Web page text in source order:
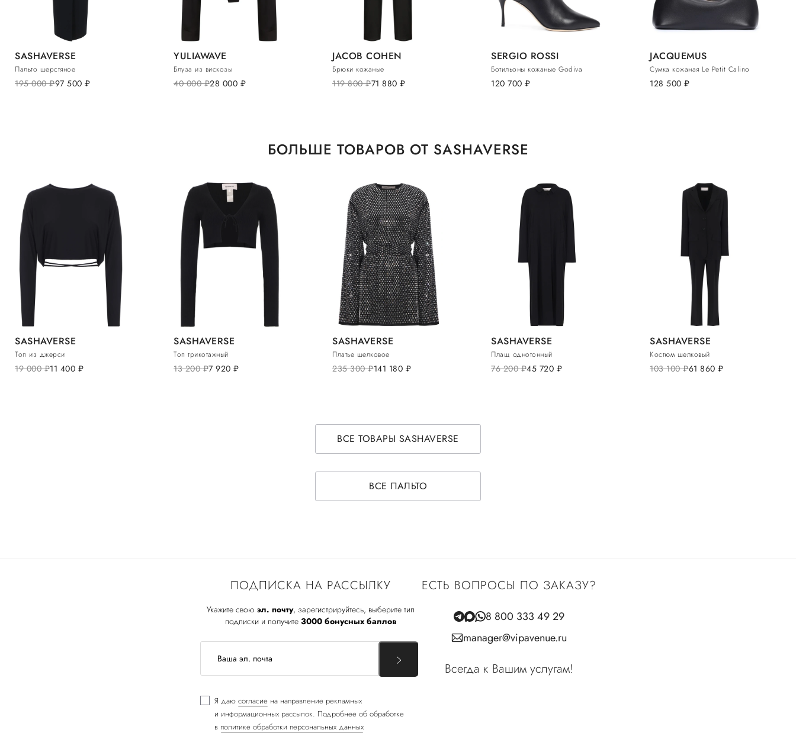
SASHAVERSE
Пальто шерстяное
195 000руб.97 500 руб.
YULIAWAVE
Блуза из вискозы
40 000руб.28 000 руб.
JACOB COHEN
Брюки кожаные
119 800руб.71 880 руб.
SERGIO ROSSI
Ботильоны кожаные Godiva
120 700 руб.
JACQUEMUS
Сумка кожаная Le Petit Calino
128 500 руб.
БОЛЬШЕ ТОВАРОВ ОТ SASHAVERSE
SASHAVERSE
Топ из джерси
19 000руб.11 400 руб.
SASHAVERSE
Топ трикотажный
13 200руб.7 920 руб.
SASHAVERSE
Платье шелковое
235 300руб.141 180 руб.
SASHAVERSE
Плащ однотонный
76 200руб.45 720 руб.
SASHAVERSE
Костюм шелковый
103 100руб.61 860 руб.
ВСЕ ТОВАРЫ SASHAVERSE
ВСЕ ПАЛЬТО
ПОДПИСКА НА РАССЫЛКУ
Укажите свою эл. почту, зарегистрируйтесь, выберите тип
подписки и получите 3000 бонусных баллов
Я даю согласие на направление рекламных
и информационных рассылок. Подробнее об обработке
в политике обработки персональных данных
ЕСТЬ ВОПРОСЫ ПО ЗАКАЗУ?
8 800 333 49 29
manager@vipavenue.ru
Всегда к Вашим услугам!